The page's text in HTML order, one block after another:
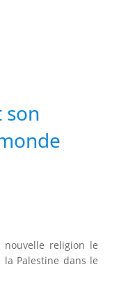
son
nouvelle religion le
Palestine dans le